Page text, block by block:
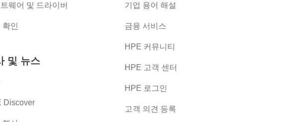
웨어 및 드라이버
확인
및 뉴스
Discover
기업 용어 해설
금융 서비스
HPE 커뮤니티
HPE 고객 센터
HPE 로그인
고객 의견 등록